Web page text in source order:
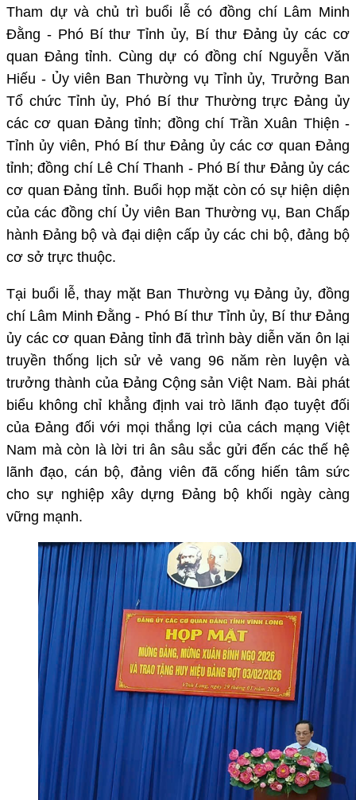
Tham dự và chủ trì buổi lễ có đồng chí Lâm Minh
Đằng - Phó Bí thư Tỉnh ủy, Bí thư Đảng ủy các cơ
quan Đảng tỉnh. Cùng dự có đồng chí Nguyễn Văn
Hiếu - Ủy viên Ban Thường vụ Tỉnh ủy, Trưởng Ban
Tổ chức Tỉnh ủy, Phó Bí thư Thường trực Đảng ủy
các cơ quan Đảng tỉnh; đồng chí Trần Xuân Thiện -
Tỉnh ủy viên, Phó Bí thư Đảng ủy các cơ quan Đảng
tỉnh; đồng chí Lê Chí Thanh - Phó Bí thư Đảng ủy các
cơ quan Đảng tỉnh. Buổi họp mặt còn có sự hiện diện
của các đồng chí Ủy viên Ban Thường vụ, Ban Chấp
hành Đảng bộ và đại diện cấp ủy các chi bộ, đảng bộ
cơ sở trực thuộc.
Tại buổi lễ, thay mặt Ban Thường vụ Đảng ủy, đồng
chí Lâm Minh Đằng - Phó Bí thư Tỉnh ủy, Bí thư Đảng
ủy các cơ quan Đảng tỉnh đã trình bày diễn văn ôn lại
truyền thống lịch sử vẻ vang 96 năm rèn luyện và
trưởng thành của Đảng Cộng sản Việt Nam. Bài phát
biểu không chỉ khẳng định vai trò lãnh đạo tuyệt đối
của Đảng đối với mọi thắng lợi của cách mạng Việt
Nam mà còn là lời tri ân sâu sắc gửi đến các thế hệ
lãnh đạo, cán bộ, đảng viên đã cống hiến tâm sức
cho sự nghiệp xây dựng Đảng bộ khối ngày càng
vững mạnh.